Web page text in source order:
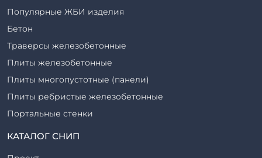
Популярные ЖБИ изделия
Бетон
Траверсы железобетонные
Плиты железобетонные
Плиты многопустотные (панели)
Плиты ребристые железобетонные
Портальные стенки
Прогоны железобетонные
КАТАЛОГ СНИП